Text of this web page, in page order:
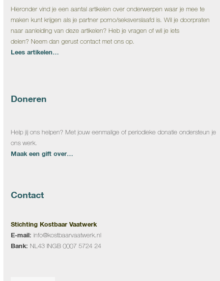
Hieronder vind je een aantal artikelen over onderwerpen waar je mee te
maken kunt krijgen als je partner porno/seksverslaafd is. Wil je doorpraten
naar aanleiding van deze artikelen? Heb je vragen of wil je iets
delen? Neem dan gerust contact met ons op.
Lees artikelen…
Doneren
Help jij ons helpen? Met jouw eenmalige of periodieke donatie ondersteun je
ons werk.
Maak een gift over…
Contact
Stichting Kostbaar Vaatwerk
E-mail: info@kostbaarvaatwerk.nl
Bank: NL43 INGB 0007 5724 24